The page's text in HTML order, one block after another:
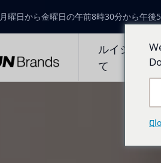
月曜日から金曜日の午前8時30分から午後
ルイシュン
て